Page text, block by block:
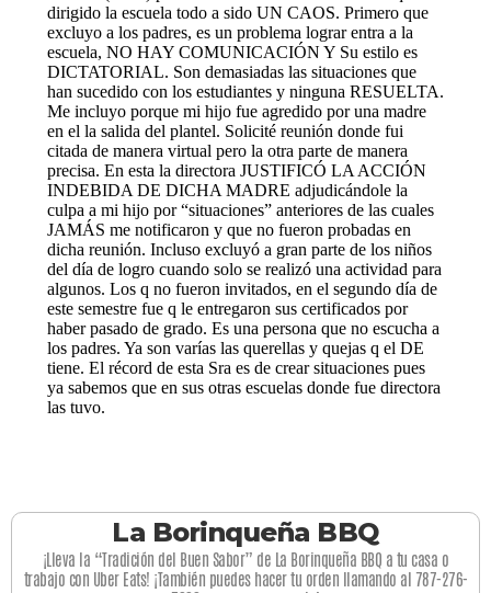
La Borinqueña BBQ
¡Lleva la “Tradición del Buen Sabor” de La Borinqueña BBQ a tu casa o
trabajo con Uber Eats! ¡También puedes hacer tu orden llamando al 787-276-